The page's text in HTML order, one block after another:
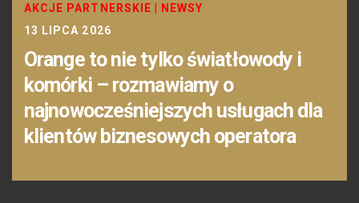
AKCJE PARTNERSKIE
NEWSY
13 LIPCA 2026
Orange to nie tylko światłowody i
komórki – rozmawiamy o
najnowocześniejszych usługach dla
klientów biznesowych operatora